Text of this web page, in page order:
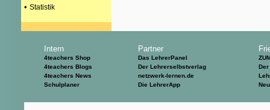
• Statistik
Intern
4teachers Shop
4teachers Blogs
4teachers News
Schulplaner
Partner
Das LehrerPanel
Der Lehrerselbstverlag
netzwerk-lernen.de
Die LehrerApp